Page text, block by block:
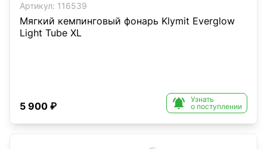
Артикул: 116539
Мягкий кемпинговый фонарь Klymit Everglow
Light Tube XL
5 900 ₽ 
Узнать
о поступлении